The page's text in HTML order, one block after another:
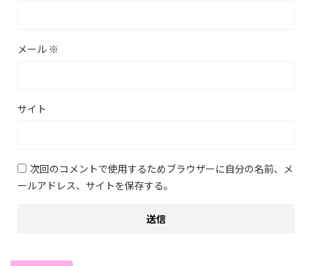
メール ※
サイト
次回のコメントで使用するためブラウザーに自分の名前、メ
ールアドレス、サイトを保存する。